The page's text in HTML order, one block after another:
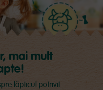
mai mult
lăpticul potrivit